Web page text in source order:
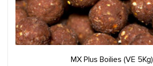
IN DEN WARENKORB
MX Plus Boilies (VE 5Kg)